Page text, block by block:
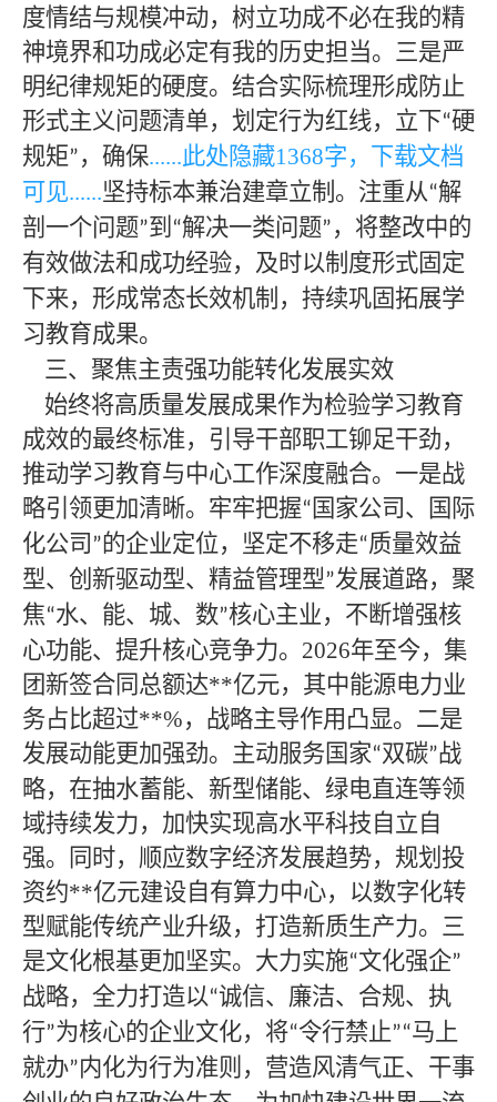
度情结与规模冲动，树立功成不必在我的精
神境界和功成必定有我的历史担当。三是严
明纪律规矩的硬度。结合实际梳理形成防止
形式主义问题清单，划定行为红线，立下“硬
规矩”，确保......此处隐藏1368字，下载文档
可见......坚持标本兼治建章立制。注重从“解
剖一个问题”到 “解决一类问题”，将整改中的
有效做法和成功经验，及时以制度形式固定
下来，形成常态长效机制，持续巩固拓展学
习教育成果。
三、聚焦主责强功能转化发展实效
始终将高质量发展成果作为检验学习教育
成效的最终标准，引导干部职工铆足干劲，
推动学习教育与中心工作深度融合。一是战
略引领更加清晰。牢牢把握“ 国家公司、国际
化公司”的企业定位，坚定不移走“质量效益
型、创新驱动型、精益管理型”发展道路，聚
焦“水、能、城、数”核心主业，不断增强核
心功能、提升核心竞争力。2026年至今，集
团新签合同总额达**亿元，其中能源电力业
务占比超过**%，战略主导作用凸显。二是
发展动能更加强劲。主动服务国家“双碳”战
略，在抽水蓄能、新型储能、绿电直连等领
域持续发力，加快实现高水平科技自立自
强。同时，顺应数字经济发展趋势，规划投
资约**亿元建设自有算力中心，以数字化转
型赋能传统产业升级，打造新质生产力。三
是文化根基更加坚实。大力实施“文化强企”
战略，全力打造以“诚信、廉洁、合规、执
行”为核心的企业文化，将“令行禁止”“马上
就办”内化为行为准则，营造风清气正、干事